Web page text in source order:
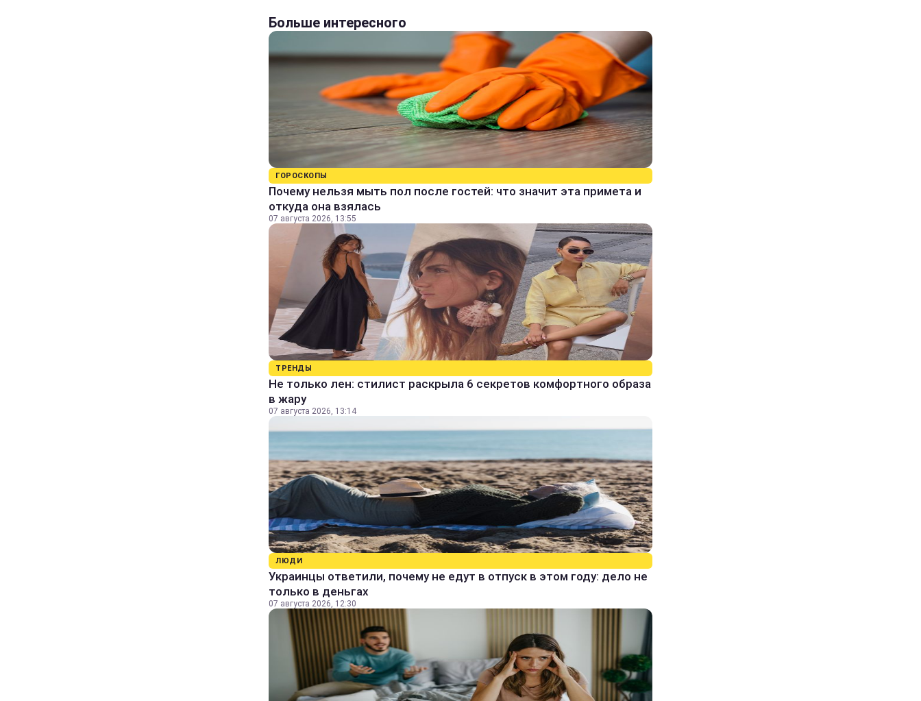
Больше интересного
ГОРОСКОПЫ
Почему нельзя мыть пол после гостей: что значит эта примета и
откуда она взялась
07 августа 2026, 13:55
ТРЕНДЫ
Не только лен: стилист раскрыла 6 секретов комфортного образа
в жару
07 августа 2026, 13:14
ЛЮДИ
Украинцы ответили, почему не едут в отпуск в этом году: дело не
только в деньгах
07 августа 2026, 12:30